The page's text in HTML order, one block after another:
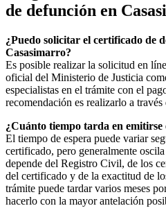
de defunción en
¿Puedo solicitar el certificado de
Casasimarro?
Es posible realizar la solicitud en
oficial del Ministerio de Justicia
especialistas en el trámite con el
recomendación es realizarlo a través
¿Cuánto tiempo tarda en
El tiempo de espera puede variar
certificado, pero generalmente
depende del Registro Civil, de los
del certificado y de la exactitud de
trámite puede tardar varios meses
hacerlo con la mayor antelación